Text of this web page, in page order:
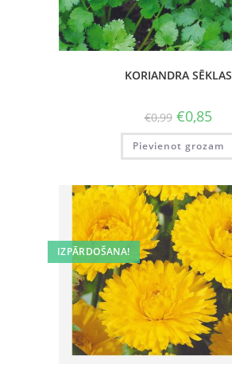
KORIANDRA SĒKLAS
€0,99 €0,85
Pievienot grozam
IZPĀRDOŠANA!